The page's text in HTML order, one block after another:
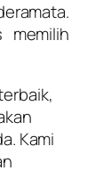
memilih
Kami